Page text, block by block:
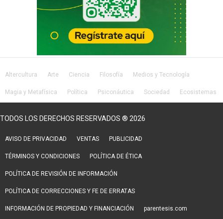
Altercultura Arte Ciencia Filosofía Medios y Tecnología
Magia y Metafísica Política Psiconáutica Sociedad Ecosistemas
TODOS LOS DERECHOS RESERVADOS ® 2026
AVISO DE PRIVACIDAD VENTAS PUBLICIDAD
TÉRMINOS Y CONDICIONES POLÍTICA DE ÉTICA
POLÍTICA DE REVISIÓN DE INFORMACIÓN
POLÍTICA DE CORRECCIONES Y FE DE ERRATAS
INFORMACIÓN DE PROPIEDAD Y FINANCIACIÓN parentesis.com